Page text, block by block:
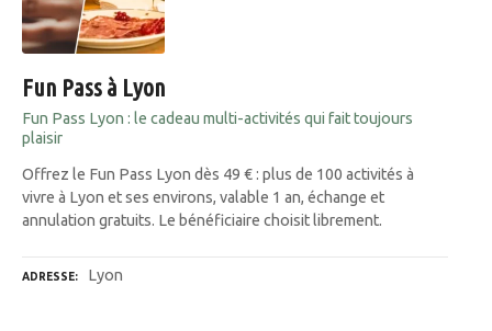
Fun Pass à Lyon
Fun Pass Lyon : le cadeau multi-activités qui fait toujours
plaisir
Offrez le Fun Pass Lyon dès 49 € : plus de 100 activités à
vivre à Lyon et ses environs, valable 1 an, échange et
annulation gratuits. Le bénéficiaire choisit librement.
ADRESSE Lyon